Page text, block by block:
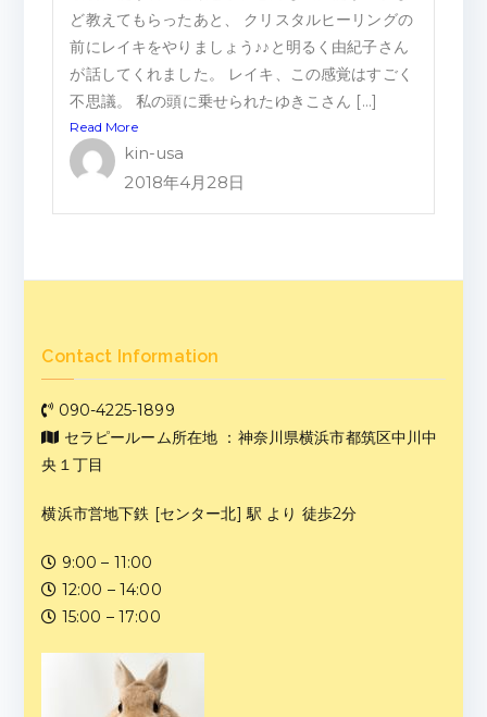
ど教えてもらったあと、 クリスタルヒーリングの
前にレイキをやりましょう♪♪と明るく由紀子さん
が話してくれました。 レイキ、この感覚はすごく
不思議。 私の頭に乗せられたゆきこさん […]
Read More
kin-usa
2018年4月28日
Contact Information
090-4225-1899
セラピールーム所在地 ：神奈川県横浜市都筑区中川中
央１丁目
横浜市営地下鉄 [センター北] 駅 より 徒歩2分
9:00 – 11:00
12:00 – 14:00
15:00 – 17:00